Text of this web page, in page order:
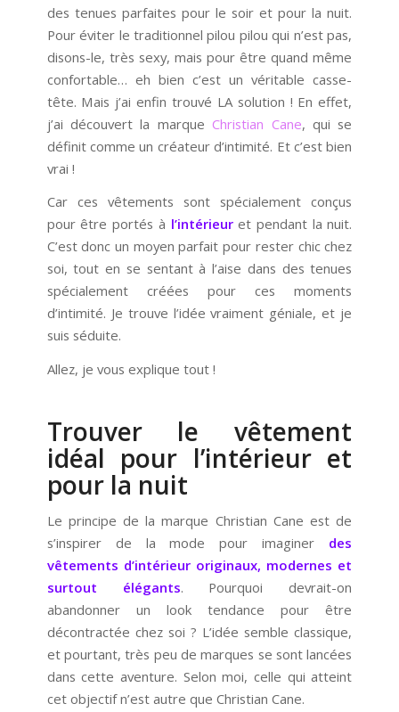
des tenues parfaites pour le soir et pour la nuit.
Pour éviter le traditionnel pilou pilou qui n’est pas,
disons-le, très sexy, mais pour être quand même
confortable… eh bien c’est un véritable casse-
tête. Mais j’ai enfin trouvé LA solution ! En effet,
j’ai découvert la marqueChristian Cane, qui se
définit comme un créateur d’intimité. Et c’est bien
vrai !
Car ces vêtements sont spécialement conçus
pour être portés à l’intérieuret pendant la nuit.
C’est donc un moyen parfait pour rester chic chez
soi, tout en se sentant à l’aise dans des tenues
spécialement créées pour ces moments
d’intimité. Je trouve l’idée vraiment géniale, et je
suis séduite.
Allez, je vous explique tout !
Trouver le vêtement
idéal pour l’intérieur et
pour la nuit
Le principe de la marque Christian Cane est de
s’inspirer de la mode pour imaginer des
vêtements d’intérieur originaux, modernes et
surtout élégants. Pourquoi devrait-on
abandonner un look tendance pour être
décontractée chez soi ? L’idée semble classique,
et pourtant, très peu de marques se sont lancées
dans cette aventure. Selon moi, celle qui atteint
cet objectif n’est autre que Christian Cane.